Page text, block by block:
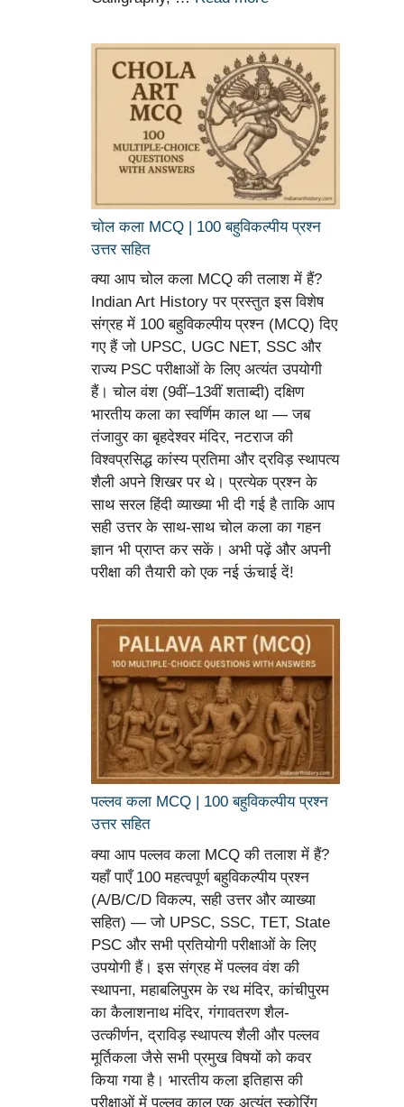
चोल कला MCQ | 100 बहुविकल्पीय प्रश्न
उत्तर सहित
क्या आप चोल कला MCQ की तलाश में हैं?
Indian Art History पर प्रस्तुत इस विशेष
संग्रह में 100 बहुविकल्पीय प्रश्न (MCQ) दिए
गए हैं जो UPSC, UGC NET, SSC और
राज्य PSC परीक्षाओं के लिए अत्यंत उपयोगी
हैं। चोल वंश (9वीं–13वीं शताब्दी) दक्षिण
भारतीय कला का स्वर्णिम काल था — जब
तंजावुर का बृहदेश्वर मंदिर, नटराज की
विश्वप्रसिद्ध कांस्य प्रतिमा और द्रविड़ स्थापत्य
शैली अपने शिखर पर थे। प्रत्येक प्रश्न के
साथ सरल हिंदी व्याख्या भी दी गई है ताकि आप
सही उत्तर के साथ-साथ चोल कला का गहन
ज्ञान भी प्राप्त कर सकें। अभी पढ़ें और अपनी
परीक्षा की तैयारी को एक नई ऊंचाई दें!
पल्लव कला MCQ | 100 बहुविकल्पीय प्रश्न
उत्तर सहित
क्या आप पल्लव कला MCQ की तलाश में हैं?
यहाँ पाएँ 100 महत्वपूर्ण बहुविकल्पीय प्रश्न
(A/B/C/D विकल्प, सही उत्तर और व्याख्या
सहित) — जो UPSC, SSC, TET, State
PSC और सभी प्रतियोगी परीक्षाओं के लिए
उपयोगी हैं। इस संग्रह में पल्लव वंश की
स्थापना, महाबलिपुरम के रथ मंदिर, कांचीपुरम
का कैलाशनाथ मंदिर, गंगावतरण शैल-
उत्कीर्णन, द्राविड़ स्थापत्य शैली और पल्लव
मूर्तिकला जैसे सभी प्रमुख विषयों को कवर
किया गया है। भारतीय कला इतिहास की
परीक्षाओं में पल्लव काल एक अत्यंत स्कोरिंग